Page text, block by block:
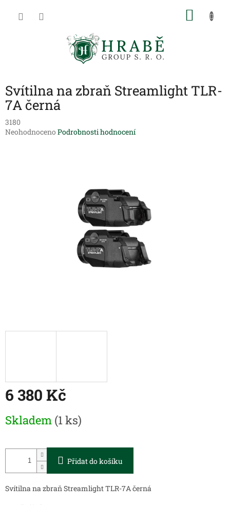
Svítilna na zbraň Streamlight TLR-
7A černá
3180
Průměrné
Neohodnoceno Podrobnosti hodnocení
6 380 Kč
cena:
Skladem (1 ks)
Přidat do košíku
Svítilna na zbraň Streamlight TLR-7A černá